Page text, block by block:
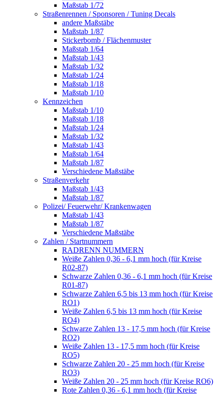
Maßstab 1/72
Straßenrennen / Sponsoren / Tuning Decals
andere Maßstäbe
Maßstab 1/87
Stickerbomb / Flächenmuster
Maßstab 1/64
Maßstab 1/43
Maßstab 1/32
Maßstab 1/24
Maßstab 1/18
Maßstab 1/10
Kennzeichen
Maßstab 1/10
Maßstab 1/18
Maßstab 1/24
Maßstab 1/32
Maßstab 1/43
Maßstab 1/64
Maßstab 1/87
Verschiedene Maßstäbe
Straßenverkehr
Maßstab 1/43
Maßstab 1/87
Polizei/ Feuerwehr/ Krankenwagen
Maßstab 1/43
Maßstab 1/87
Verschiedene Maßstäbe
Zahlen / Startnummern
RADRENN NUMMERN
Weiße Zahlen 0,36 - 6,1 mm hoch (für Kreise
R02-87)
Schwarze Zahlen 0,36 - 6,1 mm hoch (für Kreise
R01-87)
Schwarze Zahlen 6,5 bis 13 mm hoch (für Kreise
RO1)
Weiße Zahlen 6,5 bis 13 mm hoch (für Kreise
RO4)
Schwarze Zahlen 13 - 17,5 mm hoch (für Kreise
RO2)
Weiße Zahlen 13 - 17,5 mm hoch (für Kreise
RO5)
Schwarze Zahlen 20 - 25 mm hoch (für Kreise
RO3)
Weiße Zahlen 20 - 25 mm hoch (für Kreise RO6)
Rote Zahlen 0,36 - 6,1 mm hoch (für Kreise